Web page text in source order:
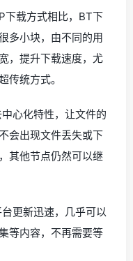
下载方式相比，BT下
多小块，由不同的用
，提升下载速度，尤
传统方式。
心化特性，让文件的
会出现文件丢失或下
其他节点仍然可以继
更新迅速，几乎可以
等内容，不再需要等